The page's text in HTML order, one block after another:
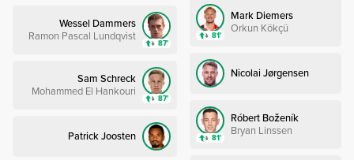
Wessel Dammers
Ramon Pascal Lundqvist
87’
Sam Schreck
Mohammed El Hankouri
87’
Patrick Joosten
Mark Diemers
Orkun Kökçü
81’
Nicolai Jørgensen
Róbert Boženík
Bryan Linssen
81’